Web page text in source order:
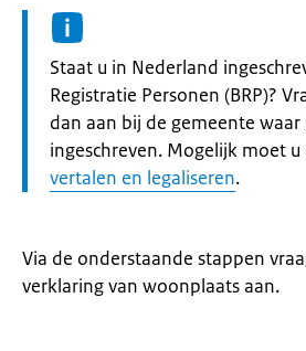
Informatie:
Staat u in Nederland
Registratie Personen (BRP)?
dan aan bij de gemeente waar
ingeschreven. Mogelijk moet u
vertalen en legaliseren.
Via de onderstaande stappen
verklaring van woonplaats aan.